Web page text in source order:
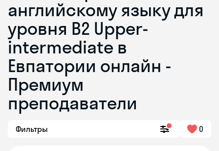
английскому языку для
уровня B2 Upper-
intermediate в
Евпатории онлайн -
Премиум
преподаватели
Фильтры 0
Skyeng Chat